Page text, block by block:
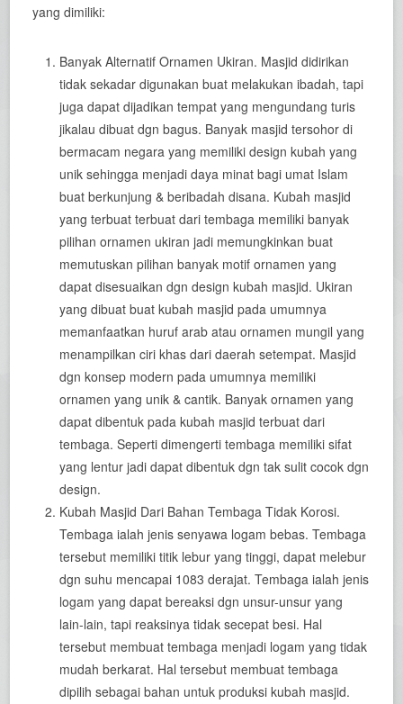
yang dimiliki:
Banyak Alternatif Ornamen Ukiran. Masjid didirikan
tidak sekadar digunakan buat melakukan ibadah, tapi
juga dapat dijadikan tempat yang mengundang turis
jikalau dibuat dgn bagus. Banyak masjid tersohor di
bermacam negara yang memiliki design kubah yang
unik sehingga menjadi daya minat bagi umat Islam
buat berkunjung & beribadah disana. Kubah masjid
yang terbuat terbuat dari tembaga memiliki banyak
pilihan ornamen ukiran jadi memungkinkan buat
memutuskan pilihan banyak motif ornamen yang
dapat disesuaikan dgn design kubah masjid. Ukiran
yang dibuat buat kubah masjid pada umumnya
memanfaatkan huruf arab atau ornamen mungil yang
menampilkan ciri khas dari daerah setempat. Masjid
dgn konsep modern pada umumnya memiliki
ornamen yang unik & cantik. Banyak ornamen yang
dapat dibentuk pada kubah masjid terbuat dari
tembaga. Seperti dimengerti tembaga memiliki sifat
yang lentur jadi dapat dibentuk dgn tak sulit cocok dgn
design.
Kubah Masjid Dari Bahan Tembaga Tidak Korosi.
Tembaga ialah jenis senyawa logam bebas. Tembaga
tersebut memiliki titik lebur yang tinggi, dapat melebur
dgn suhu mencapai 1083 derajat. Tembaga ialah jenis
logam yang dapat bereaksi dgn unsur-unsur yang
lain-lain, tapi reaksinya tidak secepat besi. Hal
tersebut membuat tembaga menjadi logam yang tidak
mudah berkarat. Hal tersebut membuat tembaga
dipilih sebagai bahan untuk produksi kubah masjid.